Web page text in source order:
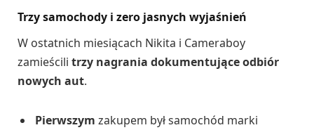
Trzy samochody i zero jasnych wyjaśnień
W ostatnich miesiącach Nikita i Cameraboy
zamieścili trzy nagrania dokumentujące odbiór
nowych aut.
Pierwszym zakupem był samochód marki